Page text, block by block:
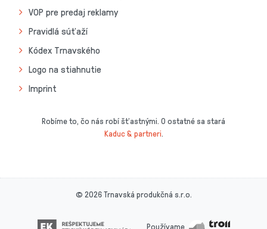
VOP pre predaj reklamy
Pravidlá súťaží
Kódex Trnavského
Logo na stiahnutie
Imprint
Robíme to, čo nás robí šťastnými. O ostatné sa stará
Kaduc & partneri.
© 2026 Trnavská produkčná s.r.o.
Používame